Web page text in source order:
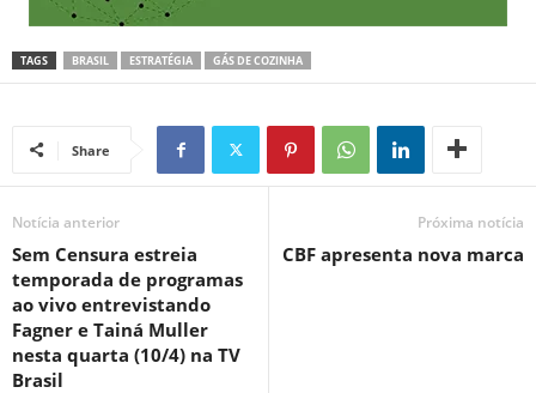
TAGS BRASIL ESTRATÉGIA GÁS DE COZINHA
Share
Notícia anterior
Sem Censura estreia
temporada de programas
ao vivo entrevistando
Fagner e Tainá Muller
nesta quarta (10/4) na TV
Brasil
Próxima notícia
CBF apresenta nova marca